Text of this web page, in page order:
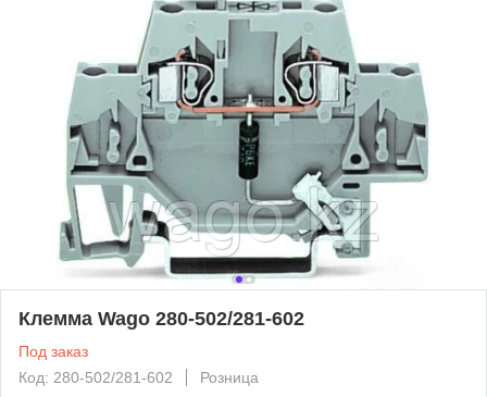
Клемма Wago 280-502/281-602
Под заказ
Код: 280-502/281-602
Розница